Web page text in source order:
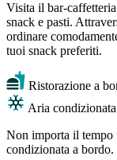
Visita il bar-
snack e pasti.
ordinare
tuoi snack preferiti.
Ristorazione a
Aria condizionata
Non importa il tempo
condizionata a bordo.